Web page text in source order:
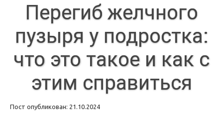
Перегиб желчного
пузыря у подростка:
что это такое и как с
этим справиться
Пост опубликован: 21.10.2024